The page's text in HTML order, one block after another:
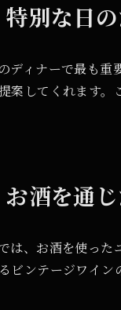
別な日
ディナーで最も
案してくれます
酒を通
は、お酒を使っ
ビンテージワイン